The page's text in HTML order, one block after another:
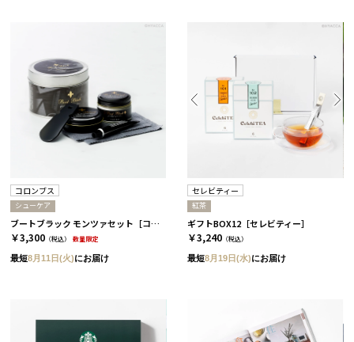
コロンブス
シューケア
ブートブラック モンツァセット［コロンブス］
￥3,300 （税込） 数量限定
最短8月11日(火)にお届け
セレビティー
紅茶
ギフトBOX12［セレビティー］
￥3,240 （税込）
最短8月19日(水)にお届け